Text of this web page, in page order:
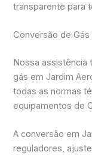
transparente para
Conversão de
Nossa assistência
gás em Jardim
todas as normas
equipamentos de
A conversão em
reguladores,